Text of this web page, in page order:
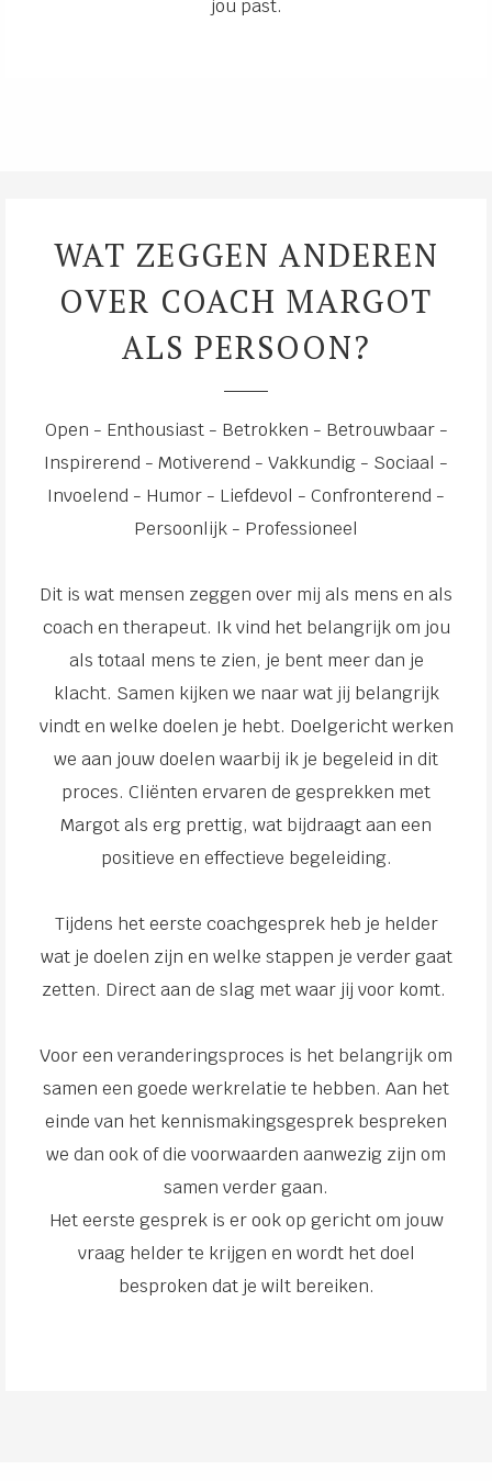
jou past.
WAT ZEGGEN ANDEREN
OVER COACH MARGOT
ALS PERSOON?
Open - Enthousiast - Betrokken - Betrouwbaar -
Inspirerend - Motiverend - Vakkundig - Sociaal -
Invoelend - Humor - Liefdevol - Confronterend -
Persoonlijk - Professioneel
Dit is wat mensen zeggen over mij als mens en als
coach en therapeut. Ik vind het belangrijk om jou
als totaal mens te zien, je bent meer dan je
klacht. Samen kijken we naar wat jij belangrijk
vindt en welke doelen je hebt. Doelgericht werken
we aan jouw doelen waarbij ik je begeleid in dit
proces. Cliënten ervaren de gesprekken met
Margot als erg prettig, wat bijdraagt aan een
positieve en effectieve begeleiding.
Tijdens het eerste coachgesprek heb je helder
wat je doelen zijn en welke stappen je verder gaat
zetten. Direct aan de slag met waar jij voor komt.
Voor een veranderingsproces is het belangrijk om
samen een goede werkrelatie te hebben. Aan het
einde van het kennismakingsgesprek bespreken
we dan ook of die voorwaarden aanwezig zijn om
samen verder gaan.
Het eerste gesprek is er ook op gericht om jouw
vraag helder te krijgen en wordt het doel
besproken dat je wilt bereiken.